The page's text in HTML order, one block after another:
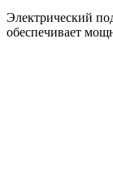
Электрический
обеспечивает